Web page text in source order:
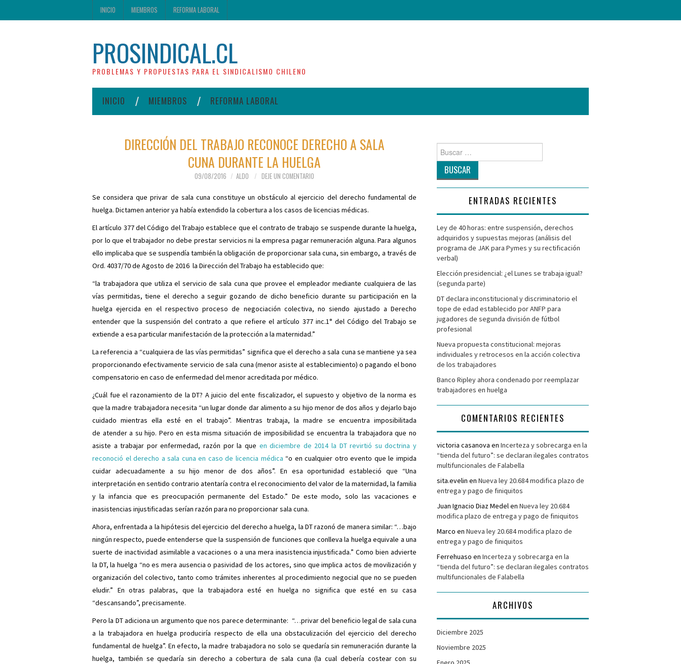
INICIO MIEMBROS REFORMA LABORAL
PROSINDICAL.CL
PROBLEMAS Y PROPUESTAS PARA EL SINDICALISMO CHILENO
INICIO MIEMBROS REFORMA LABORAL
DIRECCIÓN DEL TRABAJO RECONOCE DERECHO A SALA
CUNA DURANTE LA HUELGA
09/08/2016 ALDO DEJE UN COMENTARIO
Se considera que privar de sala cuna constituye un obstáculo al ejercicio del derecho fundamental de
huelga. Dictamen anterior ya había extendido la cobertura a los casos de licencias médicas.
El artículo 377 del Código del Trabajo establece que el contrato de trabajo se suspende durante la huelga,
por lo que el trabajador no debe prestar servicios ni la empresa pagar remuneración alguna. Para algunos
ello implicaba que se suspendía también la obligación de proporcionar sala cuna, sin embargo, a través de
Ord. 4037/70 de Agosto de 2016 la Dirección del Trabajo ha establecido que:
“la trabajadora que utiliza el servicio de sala cuna que provee el empleador mediante cualquiera de las
vías permitidas, tiene el derecho a seguir gozando de dicho beneficio durante su participación en la
huelga ejercida en el respectivo proceso de negociación colectiva, no siendo ajustado a Derecho
entender que la suspensión del contrato a que refiere el artículo 377 inc.1° del Código del Trabajo se
extiende a esa particular manifestación de la protección a la maternidad.”
La referencia a “cualquiera de las vías permitidas” significa que el derecho a sala cuna se mantiene ya sea
proporcionando efectivamente servicio de sala cuna (menor asiste al establecimiento) o pagando el bono
compensatorio en caso de enfermedad del menor acreditada por médico.
¿Cuál fue el razonamiento de la DT? A juicio del ente fiscalizador, el supuesto y objetivo de la norma es
que la madre trabajadora necesita “un lugar donde dar alimento a su hijo menor de dos años y dejarlo bajo
cuidado mientras ella esté en el trabajo”. Mientras trabaja, la madre se encuentra imposibilitada
de atender a su hijo. Pero en esta misma situación de imposibilidad se encuentra la trabajadora que no
asiste a trabajar por enfermedad, razón por la que en diciembre de 2014 la DT revirtió su doctrina y
reconoció el derecho a sala cuna en caso de licencia médica “o en cualquier otro evento que le impida
cuidar adecuadamente a su hijo menor de dos años”. En esa oportunidad estableció que “Una
interpretación en sentido contrario atentaría contra el reconocimiento del valor de la maternidad, la familia
y la infancia que es preocupación permanente del Estado.” De este modo, solo las vacaciones e
inasistencias injustificadas serían razón para no proporcionar sala cuna.
Ahora, enfrentada a la hipótesis del ejercicio del derecho a huelga, la DT razonó de manera similar: “…bajo
ningún respecto, puede entenderse que la suspensión de funciones que conlleva la huelga equivale a una
suerte de inactividad asimilable a vacaciones o a una mera inasistencia injustificada.” Como bien advierte
la DT, la huelga “no es mera ausencia o pasividad de los actores, sino que implica actos de movilización y
organización del colectivo, tanto como trámites inherentes al procedimiento negocial que no se pueden
eludir.” En otras palabras, que la trabajadora esté en huelga no significa que esté en su casa
“descansando”, precisamente.
Pero la DT adiciona un argumento que nos parece determinante: “…privar del beneficio legal de sala cuna
a la trabajadora en huelga produciría respecto de ella una obstaculización del ejercicio del derecho
fundamental de huelga”. En efecto, la madre trabajadora no solo se quedaría sin remuneración durante la
huelga, también se quedaría sin derecho a cobertura de sala cuna (la cual debería costear con su
Buscar
por:
ENTRADAS RECIENTES
Ley de 40 horas: entre suspensión, derechos
adquiridos y supuestas mejoras (análisis del
programa de JAK para Pymes y su rectificación
verbal)
Elección presidencial: ¿el Lunes se trabaja igual?
(segunda parte)
DT declara inconstitucional y discriminatorio el
tope de edad establecido por ANFP para
jugadores de segunda división de fútbol
profesional
Nueva propuesta constitucional: mejoras
individuales y retrocesos en la acción colectiva
de los trabajadores
Banco Ripley ahora condenado por reemplazar
trabajadores en huelga
COMENTARIOS RECIENTES
victoria casanova en Incerteza y sobrecarga en la
“tienda del futuro”: se declaran ilegales contratos
multifuncionales de Falabella
sita.evelin en Nueva ley 20.684 modifica plazo de
entrega y pago de finiquitos
Juan Ignacio Diaz Medelen Nueva ley 20.684
modifica plazo de entrega y pago de finiquitos
Marco en Nueva ley 20.684 modifica plazo de
entrega y pago de finiquitos
Ferrehuaso en Incerteza y sobrecarga en la
“tienda del futuro”: se declaran ilegales contratos
multifuncionales de Falabella
ARCHIVOS
Diciembre 2025
Noviembre 2025